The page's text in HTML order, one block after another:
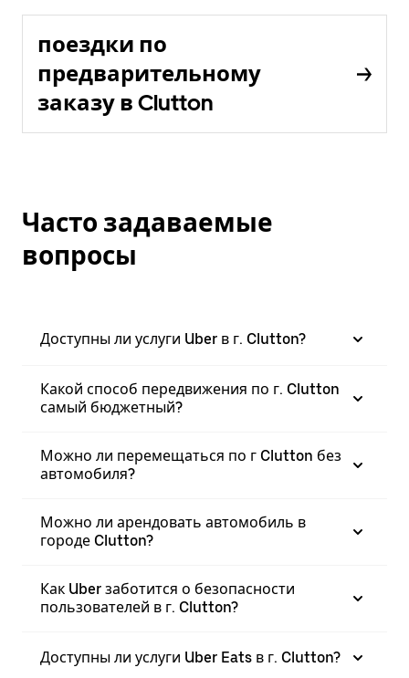
поездки по
предварительному
заказу в Clutton
Часто задаваемые
вопросы
Доступны ли услуги Uber в г. Clutton?
Какой способ передвижения по г. Clutton
самый бюджетный?
Можно ли перемещаться по г Clutton без
автомобиля?
Можно ли арендовать автомобиль в
городе Clutton?
Как Uber заботится о безопасности
пользователей в г. Clutton?
Доступны ли услуги Uber Eats в г. Clutton?